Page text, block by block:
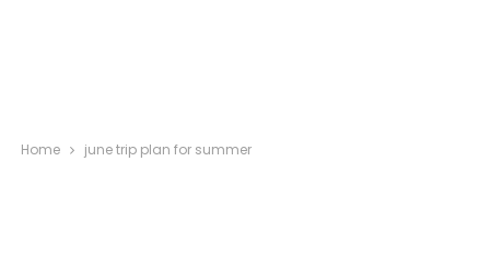
Home june trip plan for summer